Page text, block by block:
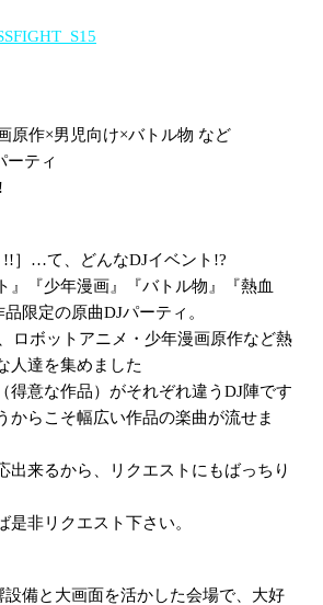
原作×男児向け×バトル物 など
ーティ
!!］…て、どんなDJイベント!?
』『少年漫画』『バトル物』『熱血
限定の原曲DJパーティ。
ロボットアニメ・少年漫画原作など熱
人達を集めました
得意な作品）がそれぞれ違うDJ陣です
からこそ幅広い作品の楽曲が流せま
出来るから、リクエストにもばっちり
是非リクエスト下さい。
設備と大画面を活かした会場で、大好